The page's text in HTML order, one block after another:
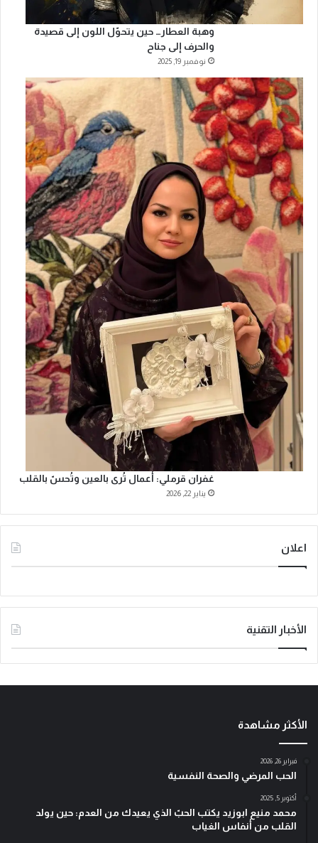
وهبة العطار… حين يتحوّل اللون إلى قصيدة
والحرف إلى جناح
نوفمبر 19, 2025
غفران قرملي: أعمال تُرى بالعين وتُحسّ بالقلب
يناير 22, 2026
اعلان
الأخبار التقنية
الأكثر مشاهدة
فبراير 26, 2026
الحب المرضي والصحة النفسية
أكتوبر 5, 2025
محمد منيع ابوزيد يكتب الحبّ الذي يعيدك من العدم: حين يولد
القلب من أنفاس الغياب